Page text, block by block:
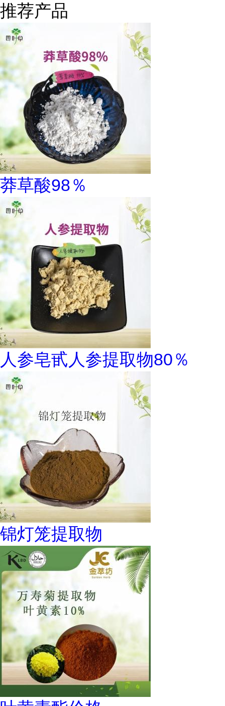
推荐产品
莽草酸98％
人参皂甙人参提取物80％
锦灯笼提取物